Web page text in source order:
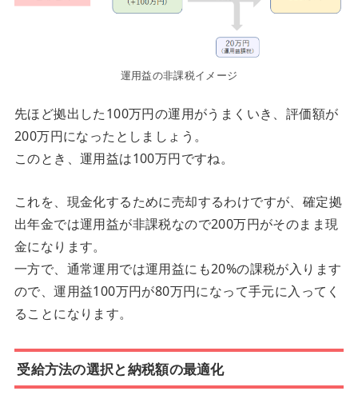
運用益の非課税イメージ
先ほど拠出した100万円の運用がうまくいき、評価額が
200万円になったとしましょう。
このとき、運用益は100万円ですね。
これを、現金化するために売却するわけですが、確定拠
出年金では運用益が非課税なので200万円がそのまま現
金になります。
一方で、通常運用では運用益にも20%の課税が入ります
ので、運用益100万円が80万円になって手元に入ってく
ることになります。
受給方法の選択と納税額の最適化